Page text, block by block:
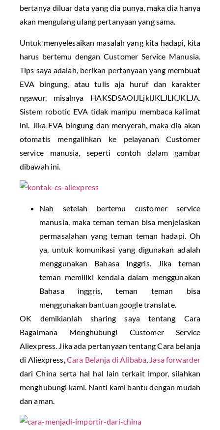
bertanya diluar data yang dia punya, maka dia hanya
akan mengulang ulang pertanyaan yang sama.
Untuk menyelesaikan masalah yang kita hadapi, kita
harus bertemu dengan Customer Service Manusia.
Tips saya adalah, berikan pertanyaan yang membuat
EVA bingung, atau tulis aja huruf dan karakter
ngawur, misalnya HAKSDSAOIJLjklJKLJLKJKLJA.
Sistem robotic EVA tidak mampu membaca kalimat
ini. Jika EVA bingung dan menyerah, maka dia akan
otomatis mengalihkan ke pelayanan Customer
service manusia, seperti contoh dalam gambar
dibawah ini.
Nah setelah bertemu customer service
manusia, maka teman teman bisa menjelaskan
permasalahan yang teman teman hadapi. Oh
ya, untuk komunikasi yang digunakan adalah
menggunakan Bahasa Inggris. Jika teman
teman memiliki kendala dalam menggunakan
Bahasa inggris, teman teman bisa
menggunakan bantuan google translate.
OK demikianlah sharing saya tentang Cara
Bagaimana Menghubungi Customer Service
Aliexpress. Jika ada pertanyaan tentang Cara belanja
di Aliexpress, Cara Belanja di Alibaba, Jasa forwarder
dari China serta hal hal lain terkait impor, silahkan
menghubungi kami. Nanti kami bantu dengan mudah
dan aman.